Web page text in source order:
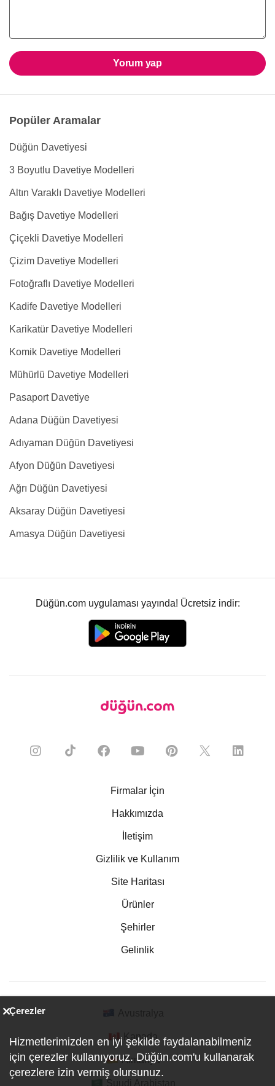
Yorum yap
Popüler Aramalar
Düğün Davetiyesi
3 Boyutlu Davetiye Modelleri
Altın Varaklı Davetiye Modelleri
Bağış Davetiye Modelleri
Çiçekli Davetiye Modelleri
Çizim Davetiye Modelleri
Fotoğraflı Davetiye Modelleri
Kadife Davetiye Modelleri
Karikatür Davetiye Modelleri
Komik Davetiye Modelleri
Mühürlü Davetiye Modelleri
Pasaport Davetiye
Adana Düğün Davetiyesi
Adıyaman Düğün Davetiyesi
Afyon Düğün Davetiyesi
Ağrı Düğün Davetiyesi
Aksaray Düğün Davetiyesi
Amasya Düğün Davetiyesi
Düğün.com uygulaması yayında! Ücretsiz indir:
Firmalar İçin
Hakkımızda
İletişim
Gizlilik ve Kullanım
Site Haritası
Ürünler
Şehirler
Gelinlik
Kanada
Almanya
Çerezler
Hizmetlerimizden en iyi şekilde faydalanabilmeniz
için çerezler kullanıyoruz. Düğün.com'u kullanarak
çerezlere izin vermiş olursunuz.